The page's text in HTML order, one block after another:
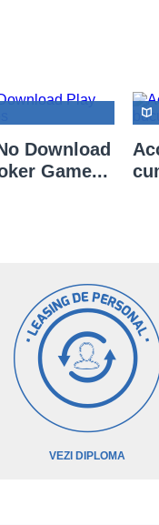
Download
Game...
VEZI DIPLOMA